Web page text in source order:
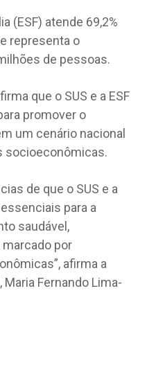
(ESF) atende 69,2%
representa o
de pessoas.
que o SUS e a ESF
promover o
um cenário nacional
socioeconômicas.
de que o SUS e a
para a
saudável,
por
afirma a
Fernando Lima-